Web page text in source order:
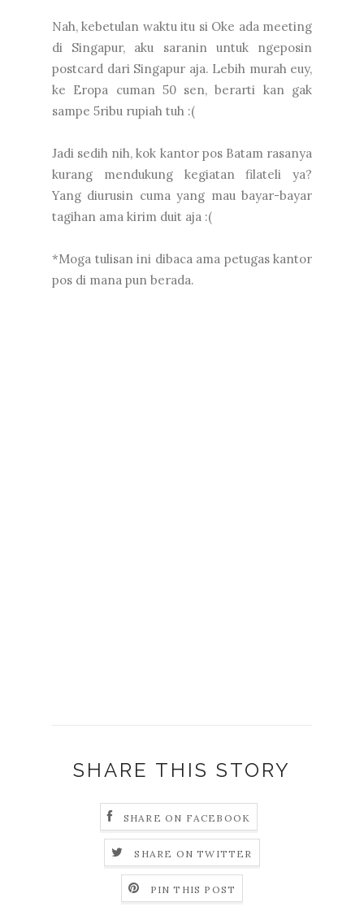
Nah, kebetulan waktu itu si Oke ada meeting
di Singapur, aku saranin untuk ngeposin
postcard dari Singapur aja. Lebih murah euy,
ke Eropa cuman 50 sen, berarti kan gak
sampe 5ribu rupiah tuh :(
Jadi sedih nih, kok kantor pos Batam rasanya
kurang mendukung kegiatan filateli ya?
Yang diurusin cuma yang mau bayar-bayar
tagihan ama kirim duit aja :(
*Moga tulisan ini dibaca ama petugas kantor
pos di mana pun berada.
SHARE THIS STORY
SHARE ON FACEBOOK
SHARE ON TWITTER
PIN THIS POST